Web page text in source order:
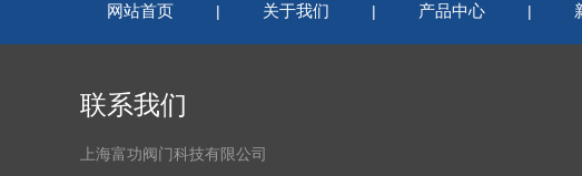
网站首页 | 关于我们 | 产品中心 |
联系我们
上海富功阀门科技有限公司